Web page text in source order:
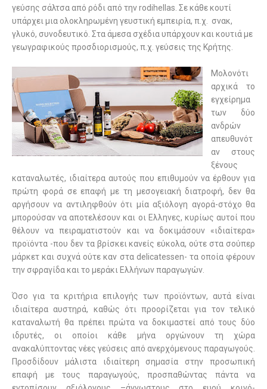
γεύσης σάλτσα από ρόδι από την rodihellas. Σε κάθε κουτί
υπάρχει μια ολοκληρωμένη γευστική εμπειρία, π.χ. σνακ,
γλυκό, συνοδευτικό. Στα άμεσα σχέδια υπάρχουν και κουτιά με
γεωγραφικούς προσδιορισμούς, π.χ. γεύσεις της Κρήτης.
Μολονότι
αρχικά το
εγχείρημα
των δύο
ανδρών
απευθυνότ
αν στους
ξένους
καταναλωτές, ιδιαίτερα αυτούς που επιθυμούν να έρθουν για
πρώτη φορά σε επαφή με τη μεσογειακή διατροφή, δεν θα
αργήσουν να αντιληφθούν ότι μία αξιόλογη αγορά-στόχο θα
μπορούσαν να αποτελέσουν και οι Ελληνες, κυρίως αυτοί που
θέλουν να πειραματιστούν και να δοκιμάσουν «ιδιαίτερα»
προϊόντα -που δεν τα βρίσκει κανείς εύκολα, ούτε στα σούπερ
μάρκετ και συχνά ούτε καν στα delicatessen- τα οποία φέρουν
την σφραγίδα και το μεράκι Ελλήνων παραγωγών.
Όσο για τα κριτήρια επιλογής των προϊόντων, αυτά είναι
ιδιαίτερα αυστηρά, καθώς ότι προορίζεται για τον τελικό
καταναλωτή θα πρέπει πρώτα να δοκιμαστεί από τους δύο
ιδρυτές, οι οποίοι κάθε μήνα οργώνουν τη χώρα
ανακαλύπτοντας νέες γεύσεις από ανερχόμενους παραγωγούς.
Προσδίδουν μάλιστα ιδιαίτερη σημασία στην προσωπική
επαφή με τους παραγωγούς, προσπαθώντας πάντα να